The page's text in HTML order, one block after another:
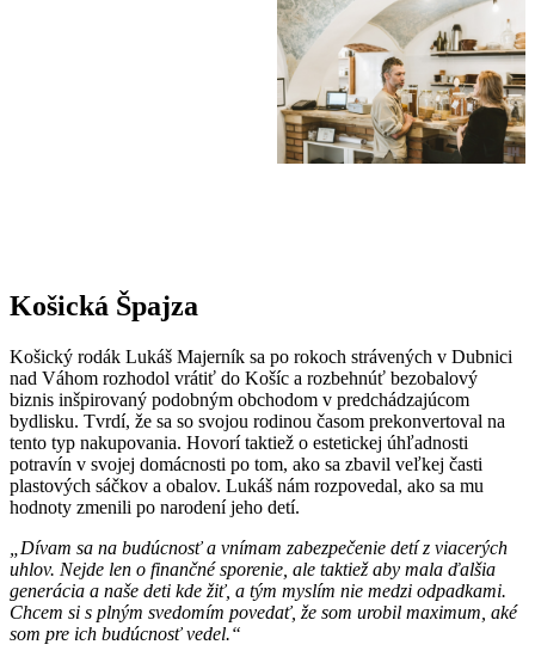
Košická Špajza
Košický rodák Lukáš Majerník sa po rokoch strávených v Dubnici
nad Váhom rozhodol vrátiť do Košíc a rozbehnúť bezobalový
biznis inšpirovaný podobným obchodom v predchádzajúcom
bydlisku. Tvrdí, že sa so svojou rodinou časom prekonvertoval na
tento typ nakupovania. Hovorí taktiež o estetickej úhľadnosti
potravín v svojej domácnosti po tom, ako sa zbavil veľkej časti
plastových sáčkov a obalov. Lukáš nám rozpovedal, ako sa mu
hodnoty zmenili po narodení jeho detí.
„Dívam sa na budúcnosť a vnímam zabezpečenie detí z viacerých
uhlov. Nejde len o finančné sporenie, ale taktiež aby mala ďalšia
generácia a naše deti kde žiť, a tým myslím nie medzi odpadkami.
Chcem si s plným svedomím povedať, že som urobil maximum, aké
som pre ich budúcnosť vedel.“